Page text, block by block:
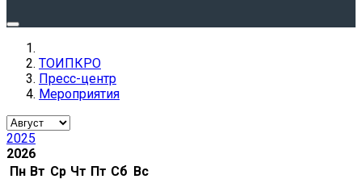
ТОИПКРО
Пресс-центр
Мероприятия
2025
2026
Пн Вт Ср Чт Пт Сб Вс